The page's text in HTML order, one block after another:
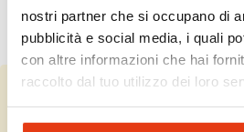
nostri partner che si occupano di
pubblicità e social media, i quali
con altre informazioni che hai
raccolto dal tuo utilizzo dei loro
La forte presenza digitale
vantaggio per i franchisee?
Lei rappresenta Geox?